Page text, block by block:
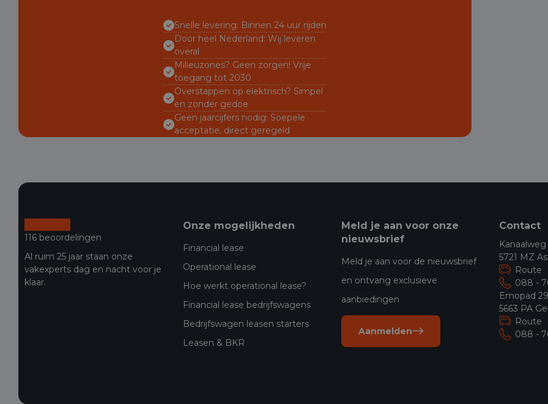
Snelle levering: Binnen 24 uur rijden
Door heel Nederland: Wij leveren
overal
Milieuzones? Geen zorgen! Vrije
toegang tot 2030
Overstappen op elektrisch? Simpel
en zonder gedoe
Geen jaarcijfers nodig: Soepele
acceptatie, direct geregeld
116 beoordelingen
Al ruim 25 jaar staan onze
vakexperts dag en nacht voor je
klaar.
Onze mogelijkheden
Financial lease
Operational lease
Hoe werkt operational lease?
Financial lease bedrijfswagens
Bedrijfswagen leasen starters
Leasen & BKR
Meld je aan voor onze
nieuwsbrief
Meld je aan voor de nieuwsbrief
en ontvang exclusieve
aanbiedingen
Aanmelden
Contact
Kanaalweg
5721 MZ
Route
088 -
Emopad 29
5663 PA
Route
088 -